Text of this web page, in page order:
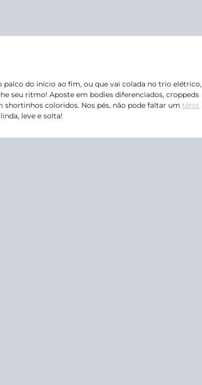
palco do início ao fim, ou que vai colada no trio elétrico,
seu ritmo! Aposte em bodies diferenciados, croppeds
shortinhos coloridos. Nos pés, não pode faltar um tênis
leve e solta!